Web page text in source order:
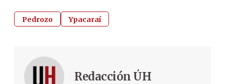
Pedrozo Ypacaraí
Redacción ÚH